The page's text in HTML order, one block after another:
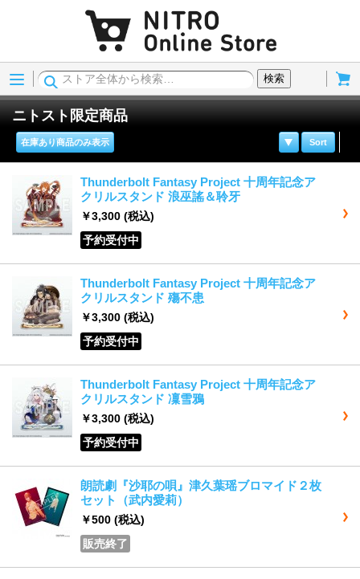
Menu
検索
ニトスト限定商品
Sort
在庫あり商品のみ表示
Thunderbolt Fantasy Project 十周年記念ア
クリルスタンド 浪巫謠＆聆牙
￥3,300 (税込)
予約受付中
Thunderbolt Fantasy Project 十周年記念ア
クリルスタンド 殤不患
￥3,300 (税込)
予約受付中
Thunderbolt Fantasy Project 十周年記念ア
クリルスタンド 凜雪鴉
￥3,300 (税込)
予約受付中
朗読劇『沙耶の唄』津久葉瑶ブロマイド２枚
セット（武内愛莉）
￥500 (税込)
販売終了